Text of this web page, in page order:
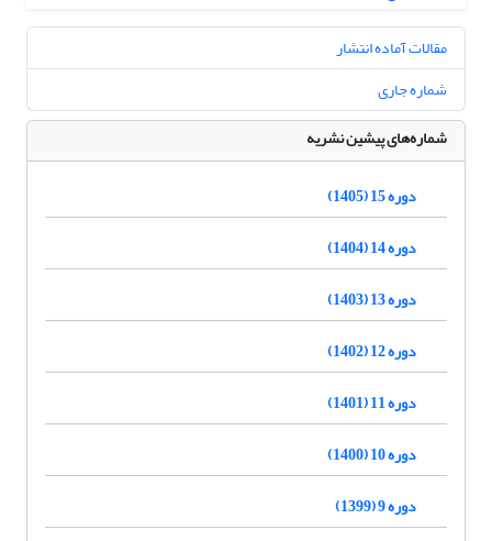
مقالات آماده انتشار
شماره جاری
شماره‌های پیشین نشریه
دوره 15 (1405)
دوره 14 (1404)
دوره 13 (1403)
دوره 12 (1402)
دوره 11 (1401)
دوره 10 (1400)
دوره 9 (1399)